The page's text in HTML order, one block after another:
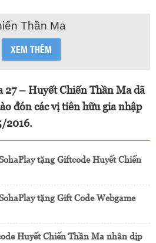
Thần Ma
XEM THÊM
27 – Huyết Chiến Thần Ma dã
đón các vị tiên hữu gia nhập
2016.
tặng Giftcode Huyết Chiến
tặng Gift Code Webgame
Huyết Chiến Thần Ma nhân dịp